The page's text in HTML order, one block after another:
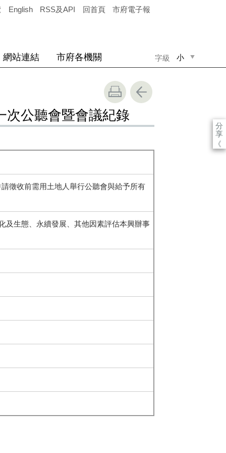
English RSS及API 回首頁 市府電子報
字級 小
網站連結 市府各機關
分
享
《
次公聽會暨會議紀錄
徵收前需用土地人舉行公聽會與給予所有
及生態、永續發展、其他因素評估本興辦事